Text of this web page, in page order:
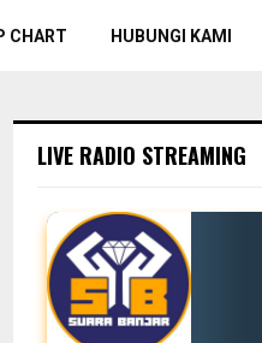
CHART HUBUNGI KAMI
LIVE RADIO STREAMING